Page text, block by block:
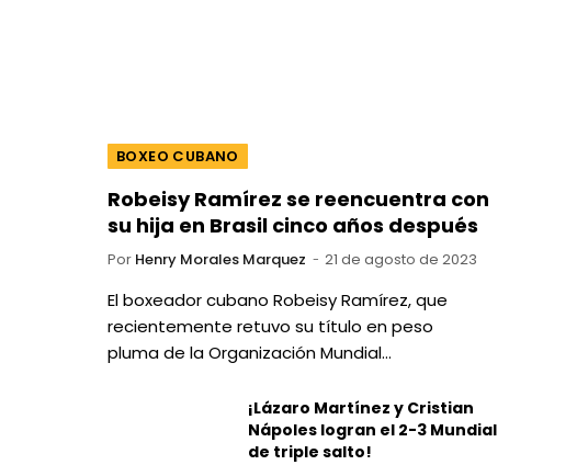
BOXEO CUBANO
Robeisy Ramírez se reencuentra con
su hija en Brasil cinco años después
Por Henry Morales Marquez 21 de agosto de 2023
El boxeador cubano Robeisy Ramírez, que
recientemente retuvo su título en peso
pluma de la Organización Mundial…
¡Lázaro Martínez y Cristian
Nápoles logran el 2-3 Mundial
de triple salto!